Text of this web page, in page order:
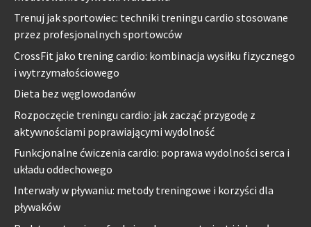
Trenuj jak sportowiec: techniki treningu cardio stosowane
przez profesjonalnych sportowców
CrossFit jako trening cardio: kombinacja wysiłku fizycznego
i wytrzymałościowego
Dieta bez węglowodanów
Rozpoczęcie treningu cardio: jak zacząć przygodę z
aktywnościami poprawiającymi wydolność
Funkcjonalne ćwiczenia cardio: poprawa wydolności serca i
układu oddechowego
Interwały w pływaniu: metody treningowe i korzyści dla
pływaków